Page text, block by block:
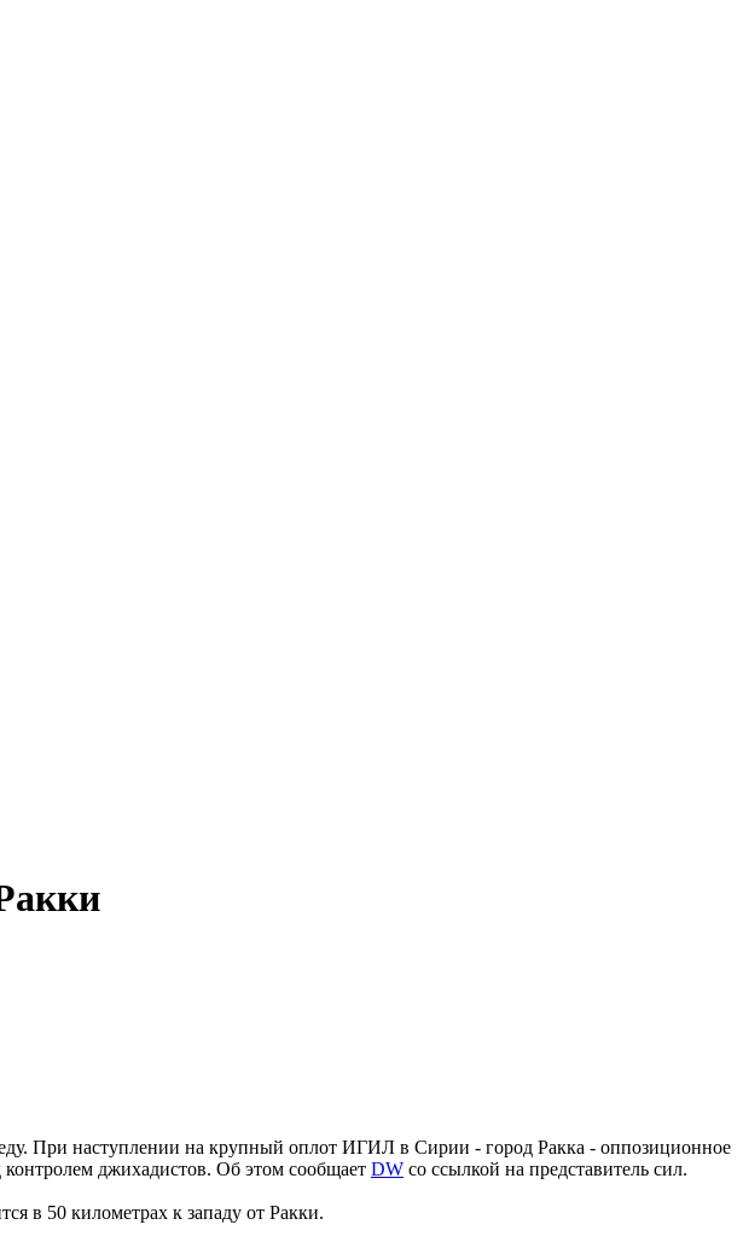
При наступлении на крупный оплот ИГИЛ в Сирии - город Ракка - оппозиционное
джихадистов. Об этом сообщает DW со ссылкой на представитель сил.
в 50 километрах к западу от Ракки.